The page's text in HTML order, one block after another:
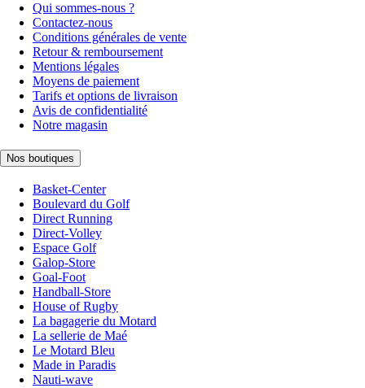
Qui sommes-nous ?
Contactez-nous
Conditions générales de vente
Retour & remboursement
Mentions légales
Moyens de paiement
Tarifs et options de livraison
Avis de confidentialité
Notre magasin
Nos boutiques
Basket-Center
Boulevard du Golf
Direct Running
Direct-Volley
Espace Golf
Galop-Store
Goal-Foot
Handball-Store
House of Rugby
La bagagerie du Motard
La sellerie de Maé
Le Motard Bleu
Made in Paradis
Nauti-wave